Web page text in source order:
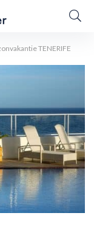
TENERIFE